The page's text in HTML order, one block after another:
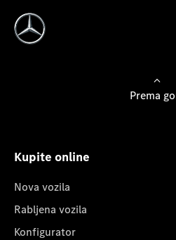
Prema
Kupite online
Nova vozila
Rabljena vozila
Konfigurator